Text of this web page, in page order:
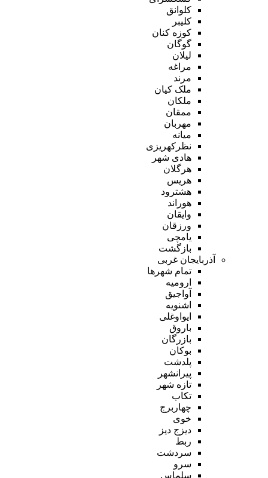
کلوانق
کلیبر
کوزه کنان
گوگان
لیلان
مراغه
مرند
ملک کیان
ملکان
ممقان
مهربان
میانه
نظرکهریزی
هادی شهر
هرگلان
هریس
هشترود
هوراند
وایقان
ورزقان
یامچی
بازگشت
آذربایجان غربی
تمام شهر‌ها
ارومیه
آواجیق
اشنویه
ایواوغلی
باروق
بازرگان
بوکان
پلدشت
پیرانشهر
تازه شهر
تکاب
چهاربرج
خوی
دیزج دیز
ربط
سردشت
سرو
سلماس